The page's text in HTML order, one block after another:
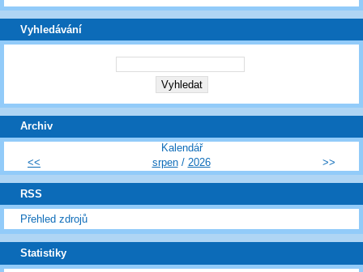
Vyhledávání
Archiv
Kalendář
<<
srpen/ 2026 >>
RSS
Přehled zdrojů
Statistiky